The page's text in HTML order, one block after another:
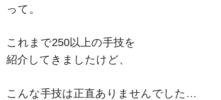
って。
これまで250以上の手技を
紹介してきましたけど、
こんな手技は正直ありませんでした…